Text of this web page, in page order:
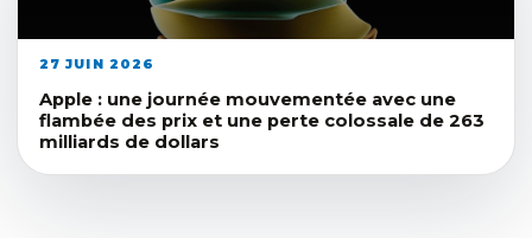
27 JUIN 2026
Apple : une journée mouvementée avec une
flambée des prix et une perte colossale de 263
milliards de dollars